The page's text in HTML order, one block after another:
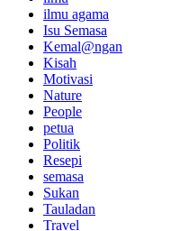
ilmu agama
Isu Semasa
Kemal@ngan
Kisah
Motivasi
Nature
People
petua
Politik
Resepi
semasa
Sukan
Tauladan
Travel